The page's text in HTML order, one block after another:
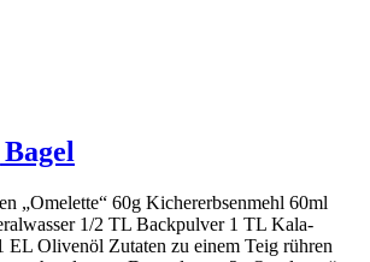
„Omelette“ 60g Kichererbsenmehl 60ml
1/2 TL Backpulver 1 TL Kala-
EL Olivenöl Zutaten zu einem Teig rühren